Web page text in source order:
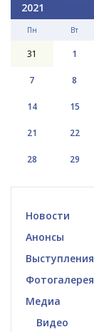
2021
Пн Вт
31 1
7 8
14 15
21 22
28 29
Новости
Анонсы
Выступления
Фотогалерея
Медиа
Видео